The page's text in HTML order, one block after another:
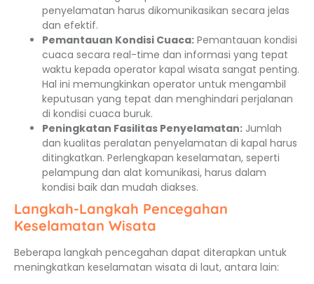
penyelamatan harus dikomunikasikan secara jelas
dan efektif.
Pemantauan Kondisi Cuaca: Pemantauan kondisi
cuaca secara real-time dan informasi yang tepat
waktu kepada operator kapal wisata sangat penting.
Hal ini memungkinkan operator untuk mengambil
keputusan yang tepat dan menghindari perjalanan
di kondisi cuaca buruk.
Peningkatan Fasilitas Penyelamatan: Jumlah
dan kualitas peralatan penyelamatan di kapal harus
ditingkatkan. Perlengkapan keselamatan, seperti
pelampung dan alat komunikasi, harus dalam
kondisi baik dan mudah diakses.
Langkah-Langkah Pencegahan
Keselamatan Wisata
Beberapa langkah pencegahan dapat diterapkan untuk
meningkatkan keselamatan wisata di laut, antara lain: